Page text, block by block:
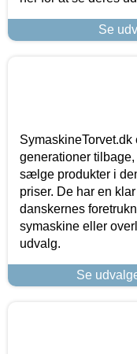
Se
generationer
sælge produkter i
priser. De har en
danskernes
symaskine eller
udvalg.
Se